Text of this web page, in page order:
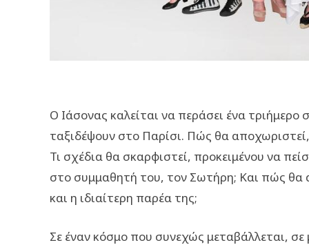
Ο Ιάσονας καλείται να περάσει ένα τριήμερο
ταξιδέψουν στο Παρίσι. Πώς θα
Τι σχέδια θα σκαρφιστεί, προκειμένου να
στο συμμαθητή του, τον Σωτήρη; Και πώς θα
και η ιδιαίτερη παρέα της;
Σε έναν κόσμο που συνεχώς μεταβάλλεται,